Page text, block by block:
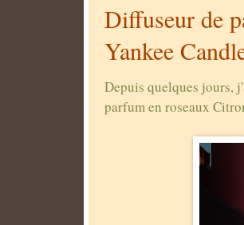
Diffuseur de
Yankee
Depuis quelques jours,
parfum en roseaux